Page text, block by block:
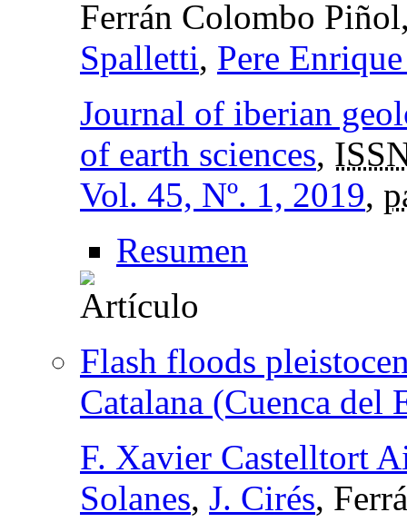
Ferrán Colombo
Spalletti, Pere
Journal of iberian
of earth sciences,
Vol. 45, Nº. 1, 2019,
Resumen
Flash floods
Catalana (Cuenca del
F. Xavier Castelltort
Solanes, J. Cirés,